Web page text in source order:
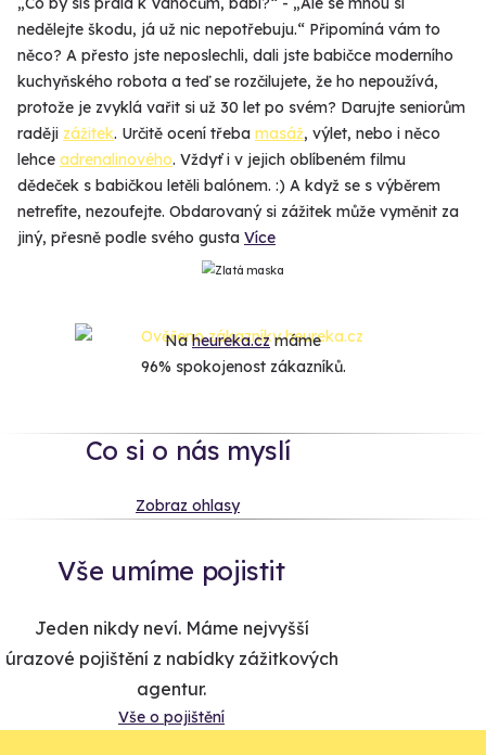
nedělejte škodu, já už nic nepotřebuju.“ Připomíná vám to
něco? A přesto jste neposlechli, dali jste babičce moderního
kuchyňského robota a teď se rozčilujete, že ho nepoužívá,
protože je zvyklá vařit si už 30 let po svém? Darujte seniorům
raději zážitek. Určitě ocení třeba masáž, výlet, nebo i něco
lehce adrenalinového. Vždyť i v jejich oblíbeném filmu
dědeček s babičkou letěli balónem. :) A když se s výběrem
netrefíte, nezoufejte. Obdarovaný si zážitek může vyměnit za
jiný, přesně podle svého gusta Více
Naheureka.czmáme
96% spokojenost zákazníků.
Co si o nás myslí
Zobraz ohlasy
Vše umíme pojistit
Jeden nikdy neví. Máme nejvyšší
úrazové pojištění z nabídky zážitkových
agentur.
Vše o pojištění